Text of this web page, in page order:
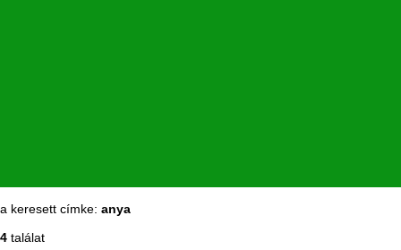
a keresett címke: anya
4 találat